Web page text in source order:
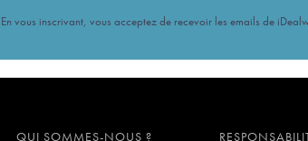
En vous inscrivant, vous acceptez de recevoir les emails de
QUI SOMMES-NOUS ?